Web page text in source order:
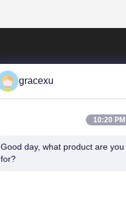
Collegamenti
gracexu
10:20 PM
Good day, what product are you
for?